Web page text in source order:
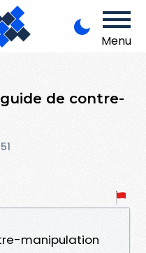
Menu
de contre-
manipulation